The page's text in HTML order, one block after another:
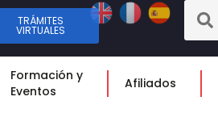
TRÁMITES
VIRTUALES
Formación y
Eventos
Afiliados